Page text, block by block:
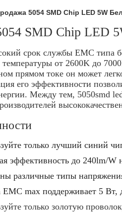
5054 SMD Chip LED 5W
SMD Chip LED
срок службы EMC типа
температуры от 2600K до
прямом токе он может
его эффективности
Между тем, 5050smd
только лучший синий
эффективность до 240lm/W
различные типы
EMC max поддерживает 5
только золотую